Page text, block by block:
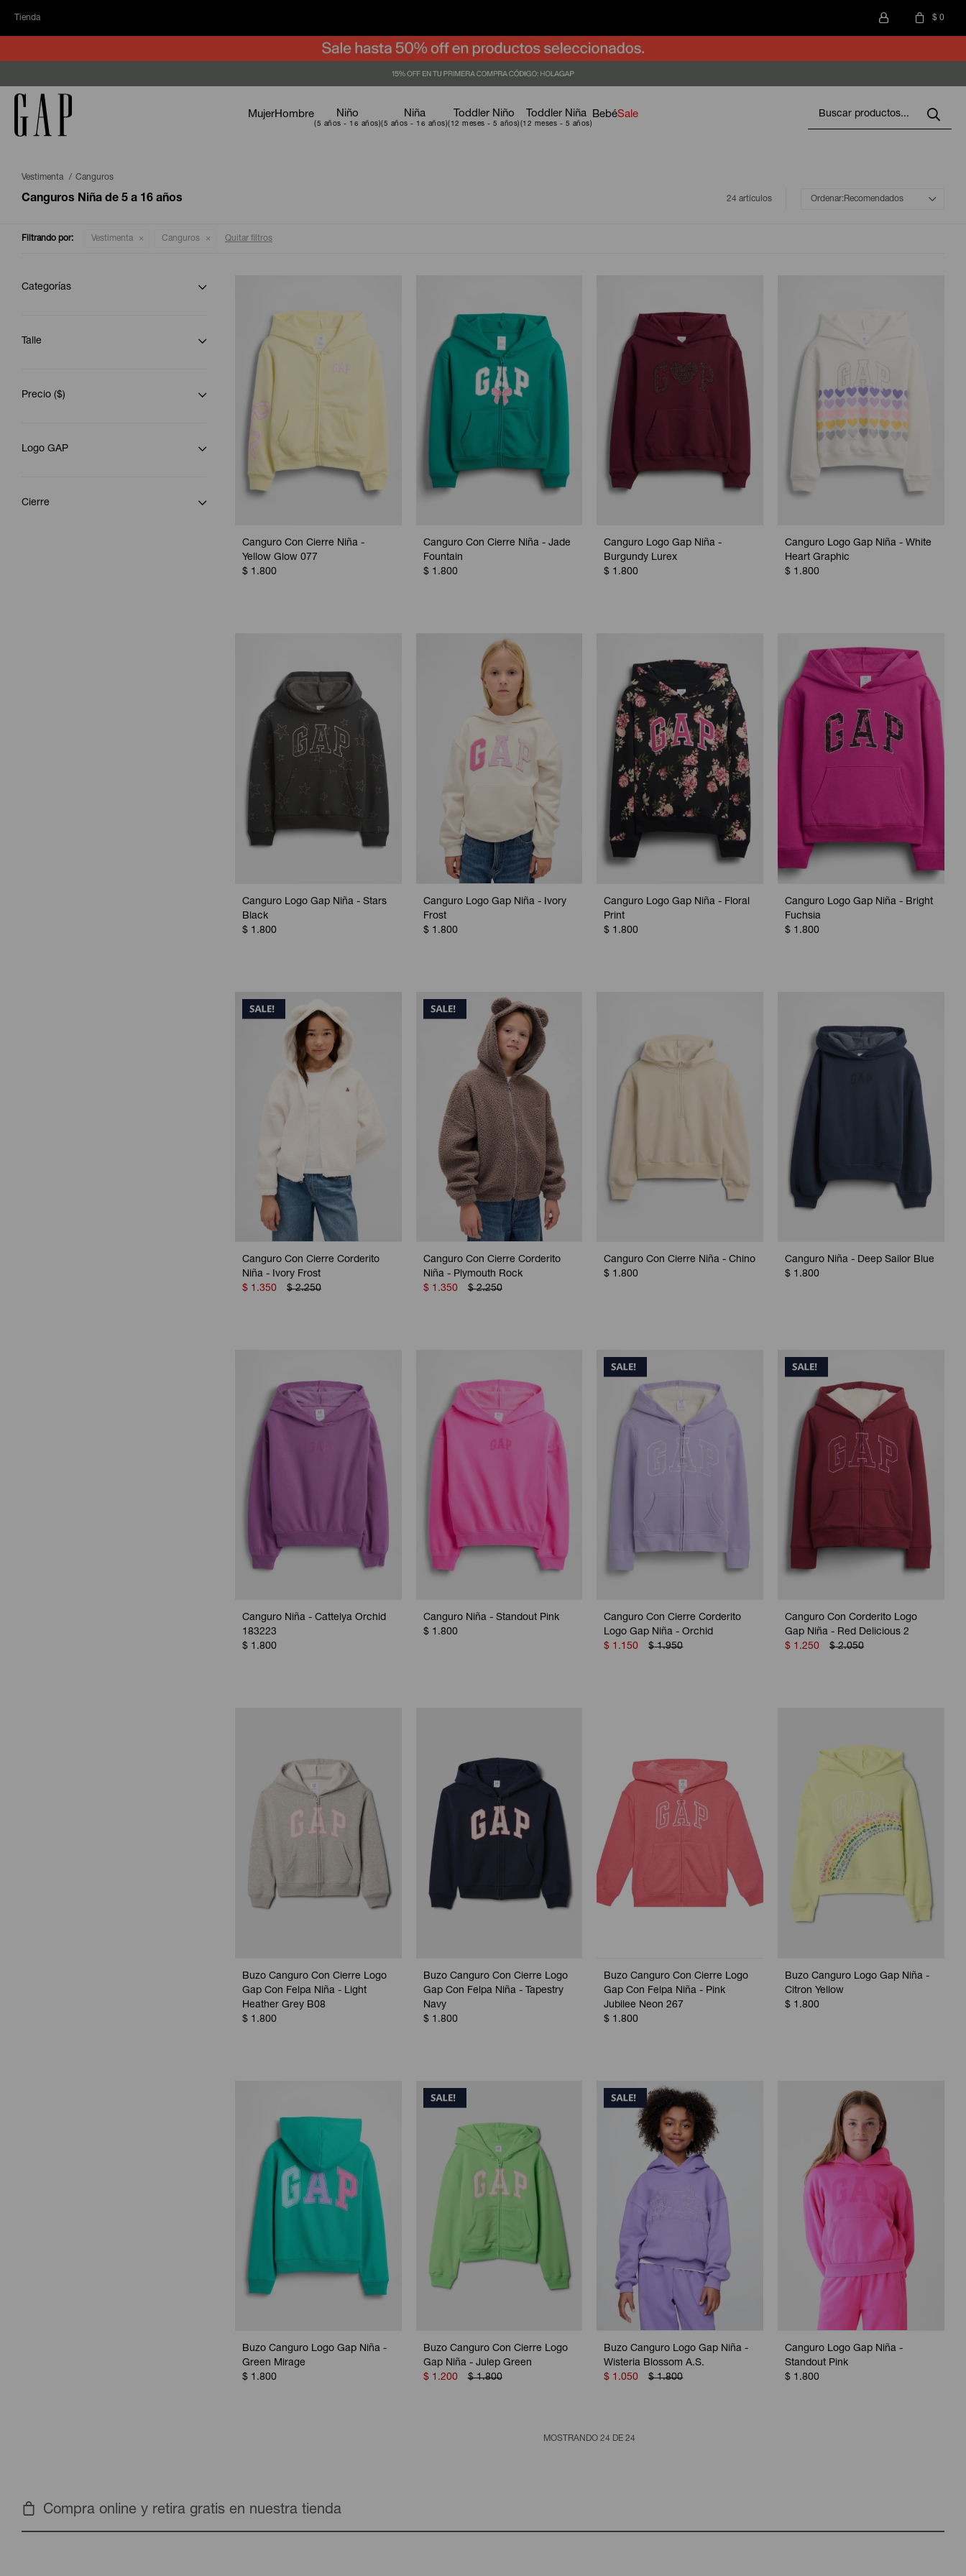
Tienda $ 0
MujerHombre Niño Niña Toddler Niño Toddler Niña BebéSale
Vestimenta Canguros
Canguros Niña de 5 a 16 años 24 artículos Recomendados
Filtrando por: Vestimenta Canguros Quitar filtros
Canguro Con Cierre Niña -
Yellow Glow 077
$ 1.800
Canguro Con Cierre Niña - Jade
Fountain
$ 1.800
Canguro Logo Gap Niña -
Burgundy Lurex
$ 1.800
Canguro Logo Gap Niña - White
Heart Graphic
$ 1.800
Canguro Logo Gap Niña - Stars
Black
$ 1.800
Canguro Logo Gap Niña - Ivory
Frost
$ 1.800
Canguro Logo Gap Niña - Floral
Print
$ 1.800
Canguro Logo Gap Niña - Bright
Fuchsia
$ 1.800
Canguro Con Cierre Corderito
Niña - Ivory Frost
$ 1.350 $ 2.250
Canguro Con Cierre Corderito
Niña - Plymouth Rock
$ 1.350 $ 2.250
Canguro Con Cierre Niña - Chino
$ 1.800
Canguro Niña - Deep Sailor Blue
$ 1.800
Canguro Niña - Cattelya Orchid
183223
$ 1.800
Canguro Niña - Standout Pink
$ 1.800
Canguro Con Cierre Corderito
Logo Gap Niña - Orchid
$ 1.150 $ 1.950
Canguro Con Corderito Logo
Gap Niña - Red Delicious 2
$ 1.250 $ 2.050
Buzo Canguro Con Cierre Logo
Gap Con Felpa Niña - Light
Heather Grey B08
$ 1.800
Buzo Canguro Con Cierre Logo
Gap Con Felpa Niña - Tapestry
Navy
$ 1.800
Buzo Canguro Con Cierre Logo
Gap Con Felpa Niña - Pink
Jubilee Neon 267
$ 1.800
Buzo Canguro Logo Gap Niña -
Citron Yellow
$ 1.800
Buzo Canguro Logo Gap Niña -
Green Mirage
$ 1.800
Buzo Canguro Con Cierre Logo
Gap Niña - Julep Green
$ 1.200 $ 1.800
Buzo Canguro Logo Gap Niña -
Wisteria Blossom A.S.
$ 1.050 $ 1.800
Canguro Logo Gap Niña -
Standout Pink
$ 1.800
MOSTRANDO24 DE24
Categorías
Talle
Precio ($)
Logo GAP
Cierre
Compra online y retira gratis en nuestra tienda